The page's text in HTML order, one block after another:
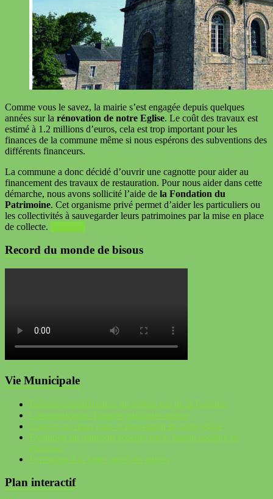
Comme vous le savez, la mairie s’est engagée depuis quelques
années sur la rénovation de notre Eglise. Le coût des travaux est
estimé à 1.2 millions d’euros, cela est trop important pour les
finances de la commune même si nous espérons des subventions des
différents financeurs.
La commune a donc décidé d’ouvrir une cagnotte pour aider au
financement des travaux de restauration. Pour nous aider dans cette
démarche, nous avons sollicité l’aide de la Fondation du
Patrimoine. Cet organisme privé permet d’aider les particuliers ou
les collectivités à sauvegarder leurs patrimoines par la mise en place
de collecte.
Record du monde de bisous
Vie Municipale
Désimperméabilisation du trottoir rue de la Fontaine
Communication Enquête publique unique
Collecte de dons pour la rénovation de notre église
Evolution du transport scolaire sur le bassin scolaire de
Ploërmel
Formation à la lutte contre les taupes
Plan interactif